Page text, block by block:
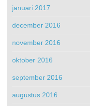
januari 2017
december 2016
november 2016
oktober 2016
september 2016
augustus 2016